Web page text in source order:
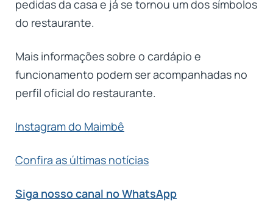
pedidas da casa e já se tornou um dos símbolos
do restaurante.
Mais informações sobre o cardápio e
funcionamento podem ser acompanhadas no
perfil oficial do restaurante.
Instagram do Maimbê
Confira as últimas notícias
Siga nosso canal no WhatsApp